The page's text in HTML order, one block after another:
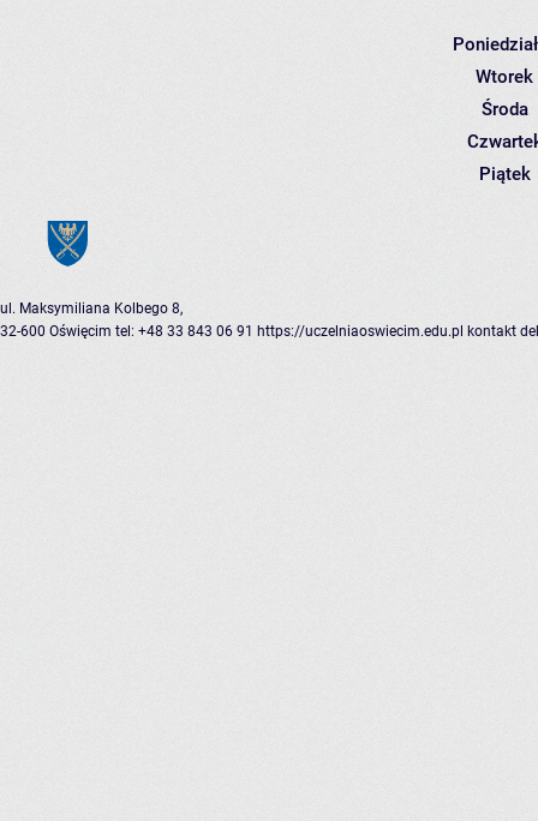
Wtorek
Środa
Piątek
ul. Maksymiliana Kolbego 8,
32-600 Oświęcim tel: +48 33 843 06 91 https://uczelniaoswiecim.edu.pl kontakt